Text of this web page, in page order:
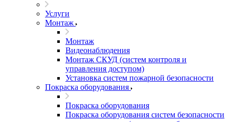
Услуги
Монтаж
Монтаж
Видеонаблюдения
Монтаж СКУД (систем контроля и
управления доступом)
Установка систем пожарной безопасности
Покраска оборудования
Покраска оборудования
Покраска оборудования систем безопасности